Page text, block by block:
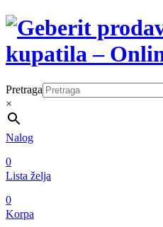
Pretraga
×
Nalog
0
Lista želja
0
Korpa